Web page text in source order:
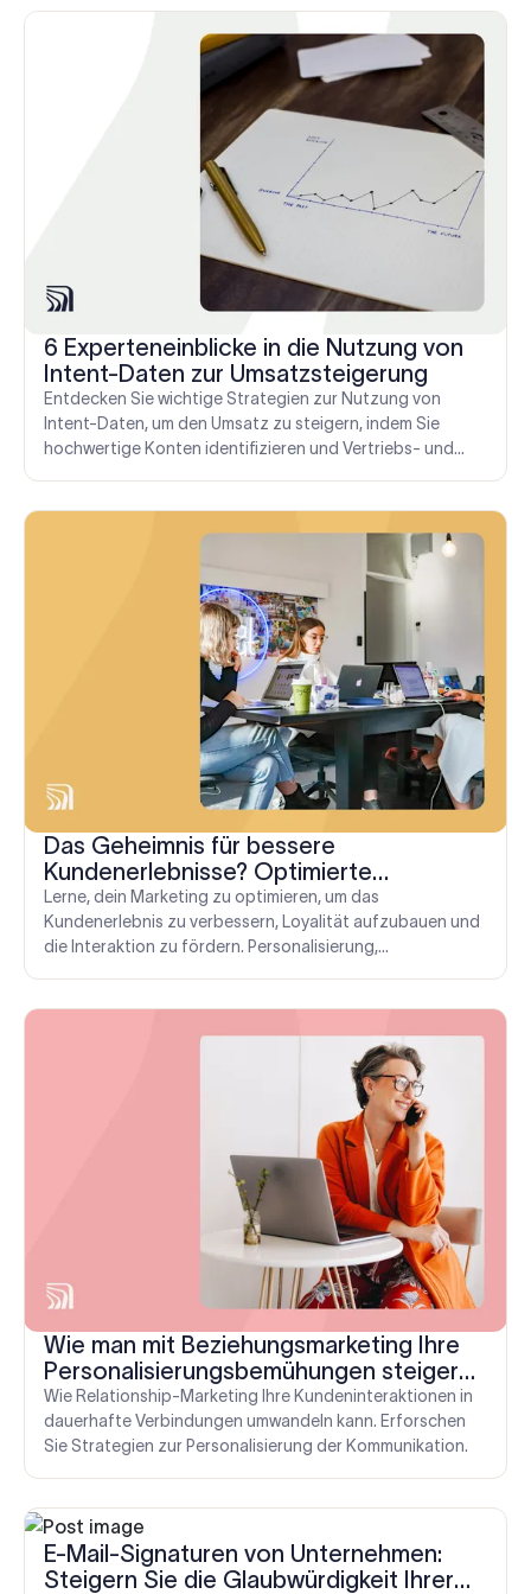
6 Experteneinblicke in die Nutzung von
Intent-Daten zur Umsatzsteigerung
Entdecken Sie wichtige Strategien zur Nutzung von
Intent-Daten, um den Umsatz zu steigern, indem Sie
hochwertige Konten identifizieren und Vertriebs- und
Das Geheimnis für bessere
Kundenerlebnisse? Optimierte
Marketingbotschaften
Lerne, dein Marketing zu optimieren, um das
Kundenerlebnis zu verbessern, Loyalität aufzubauen und
die Interaktion zu fördern. Personalisierung,
Wie man mit Beziehungsmarketing Ihre
Personalisierungsbemühungen steigern
kann
Wie Relationship-Marketing Ihre Kundeninteraktionen in
dauerhafte Verbindungen umwandeln kann. Erforschen
Sie Strategien zur Personalisierung der Kommunikation.
E-Mail-Signaturen von Unternehmen:
Steigern Sie die Glaubwürdigkeit Ihrer